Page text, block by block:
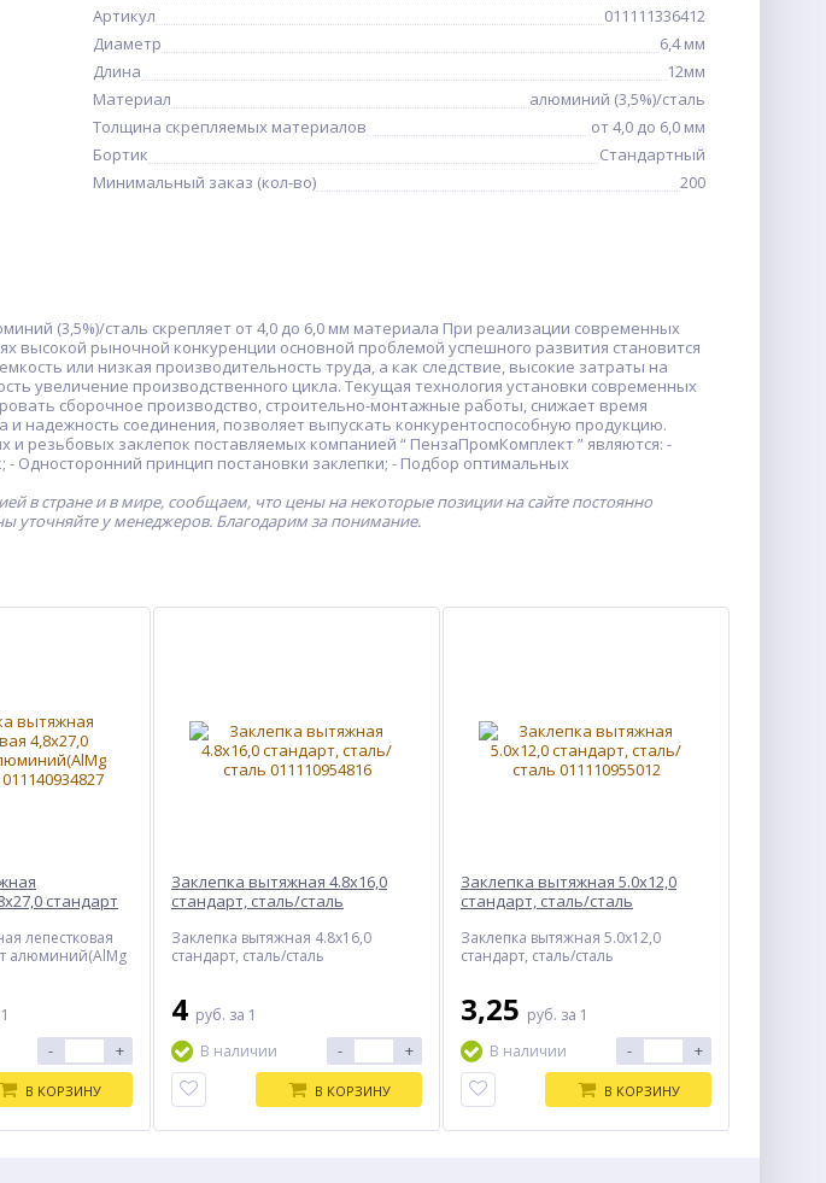
Артикул
011111336412
Диаметр
6,4 мм
Длина
12мм
Материал
алюминий (3,5%)/сталь
Толщина скрепляемых материалов
от 4,0 до 6,0 мм
Бортик
Стандартный
Mинимальный заказ (кол-во)
200
(3,5%)/сталь скрепляет от 4,0 до 6,0 мм материала При реализации современных
высокой рыночной конкуренции основной проблемой успешного развития становится
или низкая производительность труда, а как следствие, высокие затраты на
увеличение производственного цикла. Текущая технология установки современных
сборочное производство, строительно-монтажные работы, снижает время
надежность соединения, позволяет выпускать конкурентоспособную продукцию.
резьбовых заклепок поставляемых компанией “ ПензаПромКомплект ” являются: -
- Односторонний принцип постановки заклепки; - Подбор оптимальных
в стране и в мире, сообщаем, что цены на некоторые позиции на сайте постоянно
уточняйте у менеджеров. Благодарим за понимание.
стандарт
лепестковая
алюминий(AlMg
- +
В КОРЗИНУ
Заклепка вытяжная 4.8х16,0
стандарт, сталь/сталь
Заклепка вытяжная 4.8х16,0
стандарт, сталь/сталь
4 руб. за 1
В наличии
- +
В КОРЗИНУ
Заклепка вытяжная 5.0х12,0
стандарт, сталь/сталь
Заклепка вытяжная 5.0х12,0
стандарт, сталь/сталь
3,25 руб. за 1
В наличии
- +
В КОРЗИНУ